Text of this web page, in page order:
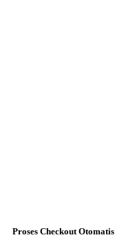
Proses Checkout Otomatis